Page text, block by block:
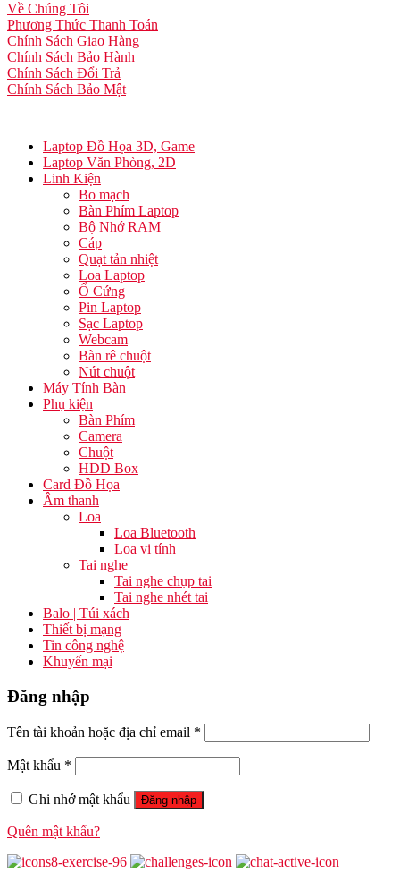
Về Chúng Tôi
Phương Thức Thanh Toán
Chính Sách Giao Hàng
Chính Sách Bảo Hành
Chính Sách Đổi Trả
Chính Sách Bảo Mật
Laptop Đồ Họa 3D, Game
Laptop Văn Phòng, 2D
Linh Kiện
Bo mạch
Bàn Phím Laptop
Bộ Nhớ RAM
Cáp
Quạt tản nhiệt
Loa Laptop
Ổ Cứng
Pin Laptop
Sạc Laptop
Webcam
Bàn rê chuột
Nút chuột
Máy Tính Bàn
Phụ kiện
Bàn Phím
Camera
Chuột
HDD Box
Card Đồ Họa
Âm thanh
Loa
Loa Bluetooth
Loa vi tính
Tai nghe
Tai nghe chụp tai
Tai nghe nhét tai
Balo | Túi xách
Thiết bị mạng
Tin công nghệ
Khuyến mại
Đăng nhập
Tên tài khoản hoặc địa chỉ email *
Mật khẩu *
Ghi nhớ mật khẩu Đăng nhập
Quên mật khẩu?